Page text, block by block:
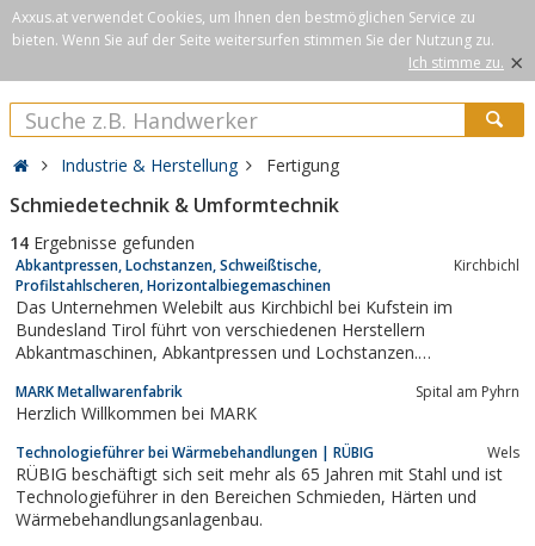
Axxus.at verwendet Cookies, um Ihnen den bestmöglichen Service zu
bieten. Wenn Sie auf der Seite weitersurfen stimmen Sie der Nutzung zu.
Ich stimme zu. ×
Industrie & Herstellung Fertigung
Schmiedetechnik & Umformtechnik
14 Ergebnisse gefunden
Abkantpressen, Lochstanzen, Schweißtische,
Profilstahlscheren, Horizontalbiegemaschinen
Kirchbichl
Das Unternehmen Welebilt aus Kirchbichl bei Kufstein im
Bundesland Tirol führt von verschiedenen Herstellern
Abkantmaschinen, Abkantpressen und Lochstanzen.
Horizontalbiegemaschinen und Brünieren haben wir ebenso im
Programm wie Brüniermittel und Abkantwerkzeuge.
MARK Metallwarenfabrik Spital am Pyhrn
Herzlich Willkommen bei MARK
Technologieführer bei Wärmebehandlungen | RÜBIG Wels
RÜBIG beschäftigt sich seit mehr als 65 Jahren mit Stahl und ist
Technologieführer in den Bereichen Schmieden, Härten und
Wärmebehandlungsanlagenbau.